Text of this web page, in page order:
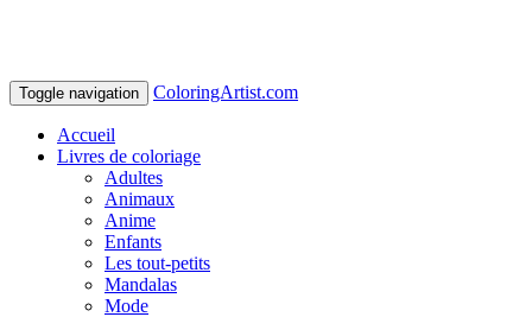
Toggle navigation ColoringArtist.com
Accueil
Livres de coloriage
Adultes
Animaux
Anime
Enfants
Les tout-petits
Mandalas
Mode